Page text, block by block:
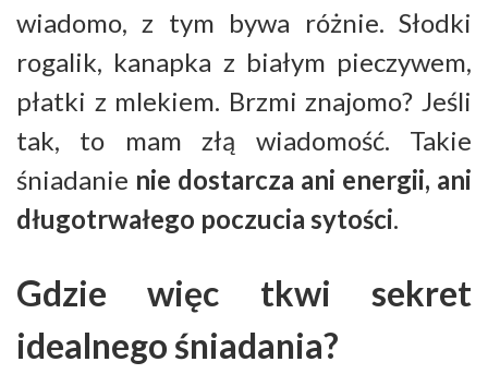
wiadomo, z tym bywa różnie. Słodki
rogalik, kanapka z białym pieczywem,
płatki z mlekiem. Brzmi znajomo? Jeśli
tak, to mam złą wiadomość. Takie
śniadanie nie dostarcza ani energii, ani
długotrwałego poczucia sytości.
Gdzie więc tkwi sekret
idealnego śniadania?